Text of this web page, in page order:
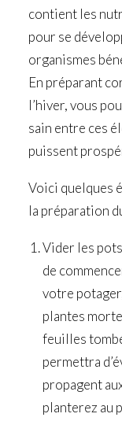
contient les
pour se
organismes
En préparant
l’hiver, vous
sain entre ces
puissent
Voici quelques
la préparation
Vider les
de
votre
plantes
feuilles
permettra
propagent
planterez au